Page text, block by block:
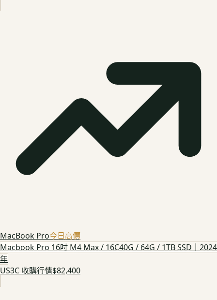
MacBook Pro今日高價
Macbook Pro 16吋 M4 Max / 16C40G / 64G / 1TB SSD｜2024
年
US3C 收購行情$82,400